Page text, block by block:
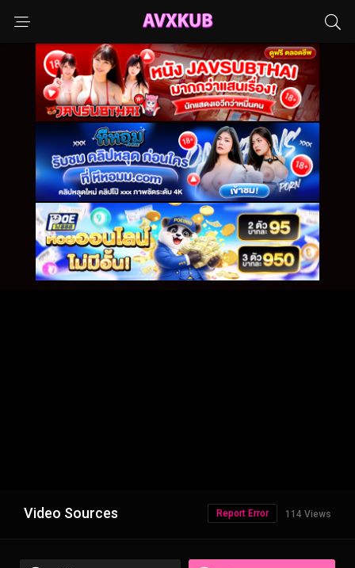
Video Sources 114 Views
Report Error